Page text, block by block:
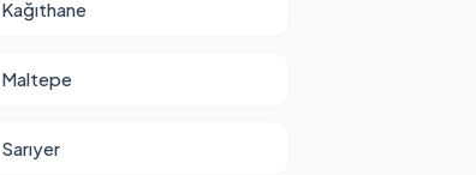
Kağıthane
Maltepe
Sarıyer